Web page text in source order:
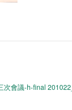
會議-h-final